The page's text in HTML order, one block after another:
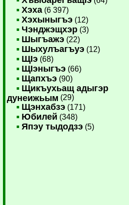
Хэха (6 397)
Хэхыныгъэ (12)
Чэнджэщхэр (3)
Шыгъажэ (22)
Шыхулъагъуэ (12)
ЩIэ (68)
ЩIэныгъэ (66)
Щапхъэ (90)
Щикъухьащ адыгэр
дунеижьым (29)
Щэнхабзэ (171)
Юбилей (348)
Япэу тыдодзэ (5)